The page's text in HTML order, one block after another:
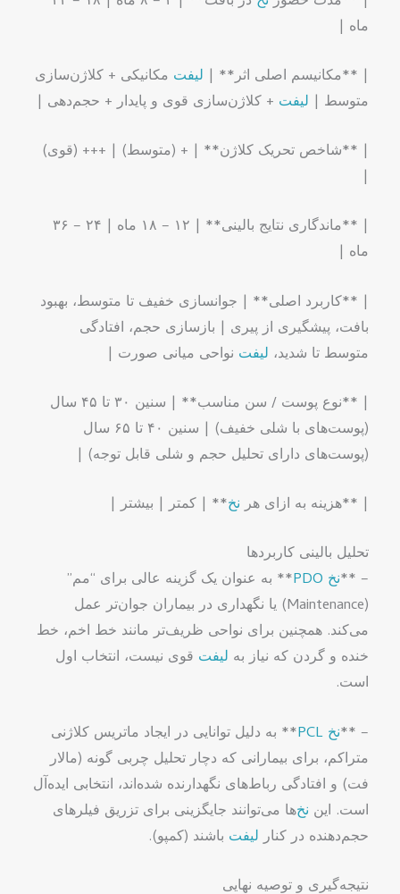
ماه |
| **مکانیسم اصلی اثر** | لیفت مکانیکی + کلاژن‌سازی
متوسط | لیفت + کلاژن‌سازی قوی و پایدار + حجم‌دهی |
| **شاخص تحریک کلاژن** | + (متوسط) | +++ (قوی)
|
| **ماندگاری نتایج بالینی** | ۱۲ – ۱۸ ماه | ۲۴ – ۳۶
ماه |
| **کاربرد اصلی** | جوانسازی خفیف تا متوسط، بهبود
بافت، پیشگیری از پیری | بازسازی حجم، افتادگی
متوسط تا شدید، لیفت نواحی میانی صورت |
| **نوع پوست / سن مناسب** | سنین ۳۰ تا ۴۵ سال
(پوست‌های با شلی خفیف) | سنین ۴۰ تا ۶۵ سال
(پوست‌های دارای تحلیل حجم و شلی قابل توجه) |
| **هزینه به ازای هرنخ** | کمتر | بیشتر |
تحلیل بالینی کاربردها
– **نخ PDO
** به عنوان یک گزینه عالی برای “مم”
(Maintenance) یا نگهداری در بیماران جوان‌تر عمل
می‌کند. همچنین برای نواحی ظریف‌تر مانند خط اخم، خط
خنده و گردن که نیاز به لیفت قوی نیست، انتخاب اول
است.
– **نخ PCL
** به دلیل توانایی در ایجاد ماتریس کلاژنی
متراکم، برای بیمارانی که دچار تحلیل چربی گونه (مالار
فت) و افتادگی رباط‌های نگهدارنده شده‌اند، انتخابی ایده‌آل
است. این نخ‌ها می‌توانند جایگزینی برای تزریق فیلرهای
حجم‌دهنده در کنارلیفت باشند (کمپو).
نتیجه‌گیری و توصیه نهایی